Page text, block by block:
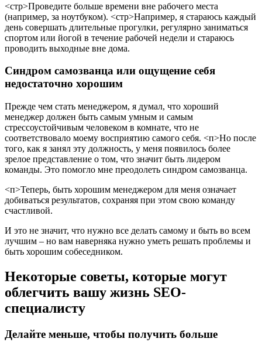
<стр>Проведите больше времени вне рабочего места
(например, за ноутбуком). <стр>Например, я стараюсь каждый
день совершать длительные прогулки, регулярно заниматься
спортом или йогой в течение рабочей недели и стараюсь
проводить выходные вне дома.
Синдром самозванца или ощущение себя
недостаточно хорошим
Прежде чем стать менеджером, я думал, что хороший
менеджер должен быть самым умным и самым
стрессоустойчивым человеком в комнате, что не
соответствовало моему восприятию самого себя. <п>Но после
того, как я занял эту должность, у меня появилось более
зрелое представление о том, что значит быть лидером
команды. Это помогло мне преодолеть синдром самозванца.
<п>Теперь, быть хорошим менеджером для меня означает
добиваться результатов, сохраняя при этом свою команду
счастливой.
И это не значит, что нужно все делать самому и быть во всем
лучшим – но вам наверняка нужно уметь решать проблемы и
быть хорошим собеседником.
Некоторые советы, которые могут
облегчить вашу жизнь SEO-
специалисту
Делайте меньше, чтобы получить больше